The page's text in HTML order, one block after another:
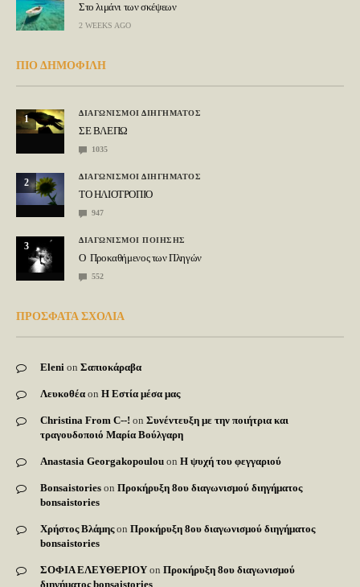
Στο λιμάνι των σκέψεων
2 WEEKS AGO
ΠΙΟ ΔΗΜΟΦΙΛΗ
1
ΔΙΑΓΩΝΙΣΜΟΙ ΔΙΗΓΗΜΑΤΟΣ
ΣΕ ΒΛΕΠΩ
1035
2
ΔΙΑΓΩΝΙΣΜΟΙ ΔΙΗΓΗΜΑΤΟΣ
ΤΟ ΗΛΙΟΤΡΟΠΙΟ
947
3
ΔΙΑΓΩΝΙΣΜΟΙ ΠΟΙΗΣΗΣ
Ο Προκαθήμενος των Πληγών
552
ΠΡΟΣΦΑΤΑ ΣΧΟΛΙΑ
Eleni on Σαπιοκάραβα
Λευκοθέα on Η Εστία μέσα μας
Christina From C--! on Συνέντευξη με την ποιήτρια και
τραγουδοποιό Μαρία Βούλγαρη
Anastasia Georgakopoulou on Η ψυχή του φεγγαριού
Bonsaistories on Προκήρυξη 8ου διαγωνισμού διηγήματος
bonsaistories
Χρήστος Βλάμηςon Προκήρυξη 8ου διαγωνισμού διηγήματος
bonsaistories
ΣΟΦΙΑ ΕΛΕΥΘΕΡΙΟΥ on Προκήρυξη 8ου διαγωνισμού
διηγήματος bonsaistories